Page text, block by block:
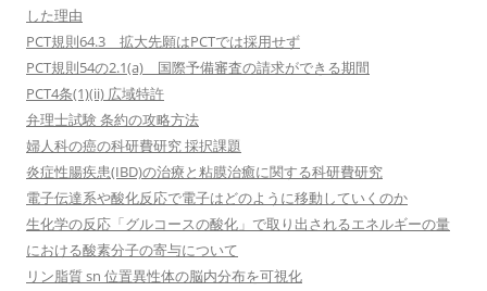
した理由
PCT規則64.3 拡大先願はPCTでは採用せず
PCT規則54の2.1(a) 国際予備審査の請求ができる期間
PCT4条(1)(ii) 広域特許
弁理士試験 条約の攻略方法
婦人科の癌の科研費研究 採択課題
炎症性腸疾患(IBD)の治療と粘膜治癒に関する科研費研究
電子伝達系や酸化反応で電子はどのように移動していくのか
生化学の反応「グルコースの酸化」で取り出されるエネルギーの量
における酸素分子の寄与について
リン脂質 sn 位置異性体の脳内分布を可視化